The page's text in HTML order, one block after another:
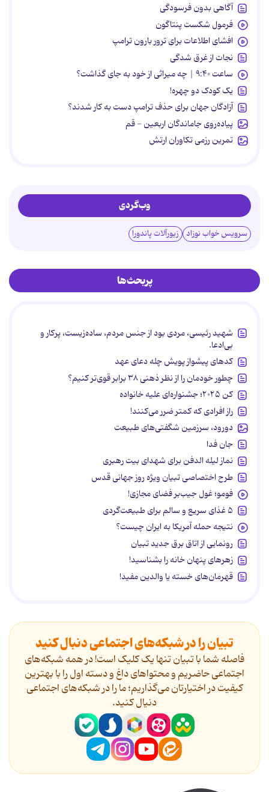
آگاهی بدون فرسودگی
فرمول شکست پنتاگون
افشای اطلاعات برای ترور بارون ترامپ
نجات از غرق شدگی
ساعت ۹:۴۰ | چه میراثی از خود به جای گذاشت؟
یک کودک دو چهره!
آزادگان جهان برای حذف ترامپ دست به کار شدند؟
پیاده‌روی جاماندگان اربعین - قم
تمرین رزمی تکاوران ارتش
وب‌گردی
سرویس خواب نوزاد زیورآلات پاندورا
پربحث‌ها
شهید رئیسی، مردی بود از جنس مردم، ساده‌زیست، پرکار و
بی‌ادعا.
کدهای پیشواز پویش چله دعای عهد
چطور خودمان را از نظر ذهنی ۳۸ برابر قوی‌تر کنیم؟
کن ۲۰۲۵؛ جشنواره‌ای علیه خانواده
راز افرادی که کمتر ضرر می‌کنند!
دورود، سرزمین شگفتی‌های طبیعت
جان فدا
نماز لیله الدفن برای شهدای بیت رهبری
طرح اختصاصی تبیان ویژه روز جهانی قدس
فومو؛ غول جیب‌بر فضای مجازی!
۵ غذای سریع و سالم برای طبیعت‌گردی
نتیجه حمله آمریکا به ایران چیست؟
رونمایی از اتاق برق جدید تبیان
زهرهای پنهان خانه را بشناسید!
قهرمان‌های خسته یا والدین مفید!
تبیان را در شبکه‌های اجتماعی دنبال کنید
فاصله شما با تبیان تنها یک کلیک است! در همه شبکه‌های
اجتماعی حاضریم و محتواهای داغ و دسته اول را با بهترین
کیفیت در اختیارتان می‌گذاریم؛ ما را در شبکه‌های اجتماعی
دنیال کنید.